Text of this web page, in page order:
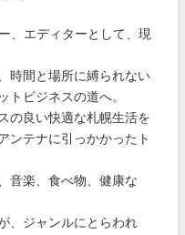
、エディターとして、現
時間と場所に縛られない
トビジネスの道へ。
の良い快適な札幌生活を
ンテナに引っかかったト
音楽、食べ物、健康な
、ジャンルにとらわれ